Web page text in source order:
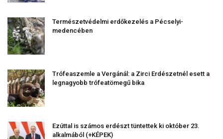
Természetvédelmi erdőkezelés a Pécselyi-
medencében
Trófeaszemle a Vergánál: a Zirci Erdészetnél esett a
legnagyobb trófeatömegű bika
Ezúttal is számos erdészt tüntettek ki október 23.
alkalmából (+KÉPEK)